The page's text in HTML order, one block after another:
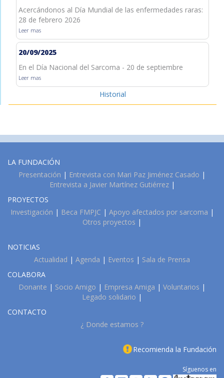
Acercándonos al Día Mundial de las enfermedades raras:
28 de febrero 2026
Leer mas
20/09/2025
En el Día Nacional del Sarcoma - 20 de septiembre
Leer mas
Historial
LA FUNDACIÓN
Presentación | Entrevista con Mari Paz Jiménez Casado |
Entrevista a Javier Martínez Gutiérrez|
PROYECTOS
Investigación | Beca FMPJC | Apoyo afectados por sarcoma |
Otros proyectos |
NOTICIAS
Actualidad | Agenda | Eventos | Sala de Prensa
COLABORA
Donante | Socio Amigo | Empresa Amiga | Voluntarios |
Legado solidario |
CONTACTO
¿ Donde estamos ?
Recomienda la Fundación
Síguenos en